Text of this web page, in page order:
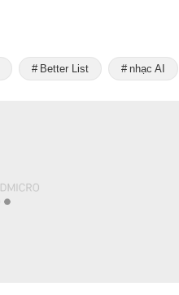
Better List nhạc AI